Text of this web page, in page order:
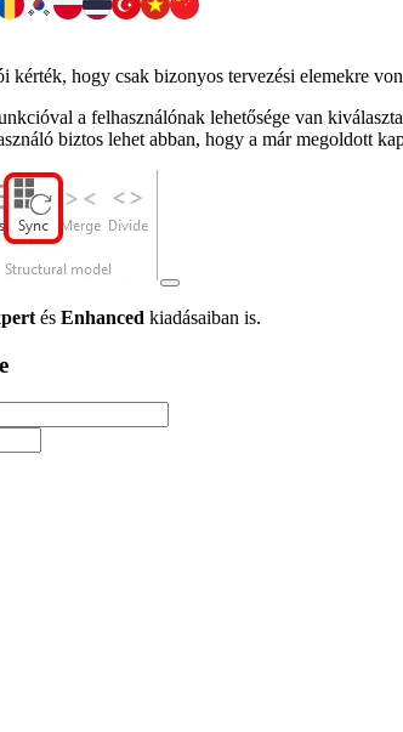
kérték, hogy csak bizonyos tervezési elemekre
a felhasználónak lehetősége van
biztos lehet abban, hogy a már megoldott
és Enhanced kiadásaiban is.